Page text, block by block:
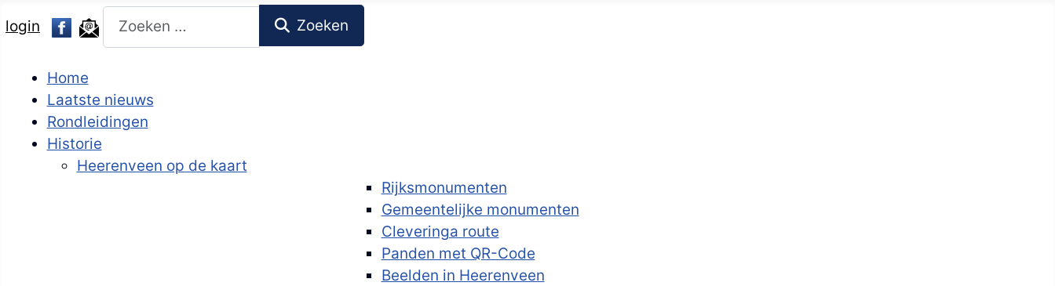
login
Zoeken
Zoeken
Home
Laatste nieuws
Rondleidingen
Historie
Heerenveen op de kaart
Rijksmonumenten
Gemeentelijke monumenten
Cleveringa route
Panden met QR-Code
Beelden in Heerenveen